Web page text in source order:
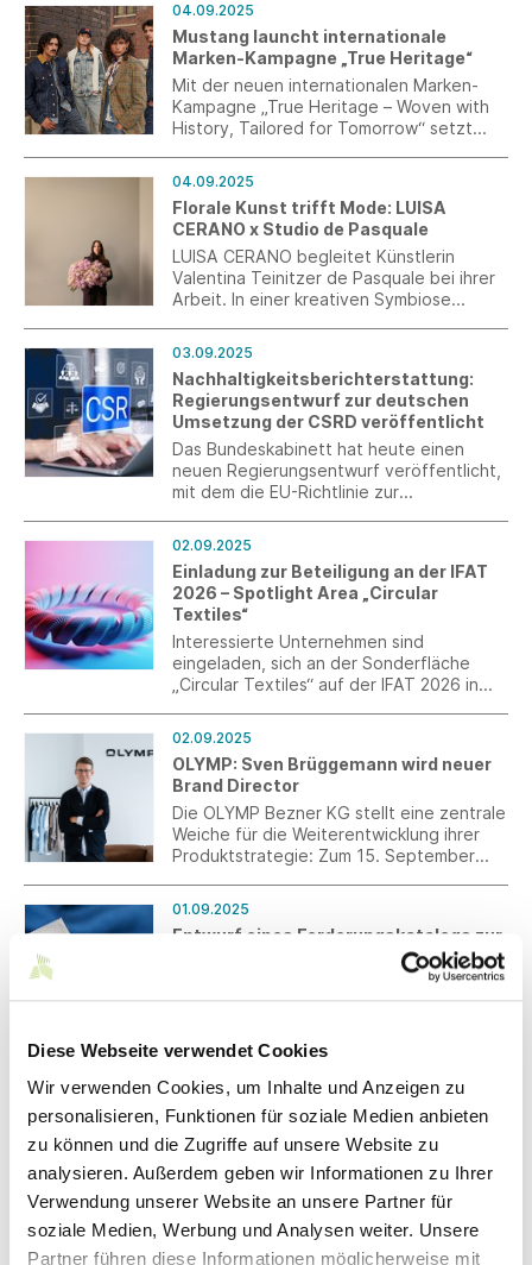
Diese Webseite verwendet Cookies
Wir verwenden Cookies, um Inhalte und Anzeigen zu
personalisieren, Funktionen für soziale Medien anbieten
zu können und die Zugriffe auf unsere Website zu
analysieren. Außerdem geben wir Informationen zu Ihrer
Verwendung unserer Website an unsere Partner für
soziale Medien, Werbung und Analysen weiter. Unsere
Partner führen diese Informationen möglicherweise mit
dem Rat vorgelegt. Obwohl alle
Befindlichkeiten einzelner Branchen und
Interessengruppen ausführlich beraten
wurden, ist die Ratifizierung alles andere
als eine Formsache.
04.09.2025
Mustang launcht internationale
Marken-Kampagne „True Heritage“
Mit der neuen internationalen Marken-
Kampagne „True Heritage – Woven with
History, Tailored for Tomorrow“ setzt
in Richtung Brand Building und
Internationalisierung.
04.09.2025
Florale Kunst trifft Mode: LUISA
CERANO x Studio de Pasquale
LUISA CERANO begleitet Künstlerin
Valentina Teinitzer de Pasquale bei ihrer
Arbeit. In einer kreativen Symbiose
Kollektion floraler Werke.
03.09.2025
Nachhaltigkeitsberichterstattung:
Regierungsentwurf zur deutschen
Umsetzung der CSRD veröffentlicht
Das Bundeskabinett hat heute einen
neuen Regierungsentwurf veröffentlicht,
mit dem die EU-Richtlinie zur
umgesetzt werden soll.
02.09.2025
Einladung zur Beteiligung an der IFAT
2026 – Spotlight Area „Circular
Textiles“
Interessierte Unternehmen sind
eingeladen, sich an der Sonderfläche
„Circular Textiles“ auf der IFAT 2026 in
02.09.2025
OLYMP: Sven Brüggemann wird neuer
Brand Director
Die OLYMP Bezner KG stellt eine zentrale
Weiche für die Weiterentwicklung ihrer
Produktstrategie: Zum 15. September
Management & Design. Er wird künftig das
marken- und schnittstellenübergreifende
Produktmanagement verantworten und
direkt an die Geschäftsleitung berichten.
01.09.2025
Entwurf eines Forderungskatalogs zur
Textilkennzeichnungsrichtlinie
Die EU-Kommission plant eine generelle
Textilkennzeichnungsrichtlinie. Über Ihre
Forderungskatalog freuen wir uns bis 12.
September 2025.
01.09.2025
Lieferkettensorgfaltspflichtengesetz:
Referentenentwurf veröffentlicht
Das Bundesministerium für Arbeit und
Soziales (BMAS) hat am 29. August 2025
den "Entwurf eines Gesetzes zur
Änderung des